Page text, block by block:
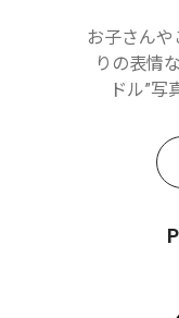
お子さんや
りの表情
ドル”写